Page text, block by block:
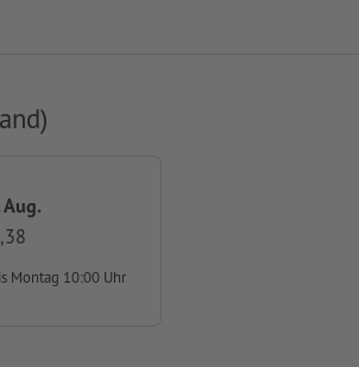
Aug.
Montag 10:00 Uhr